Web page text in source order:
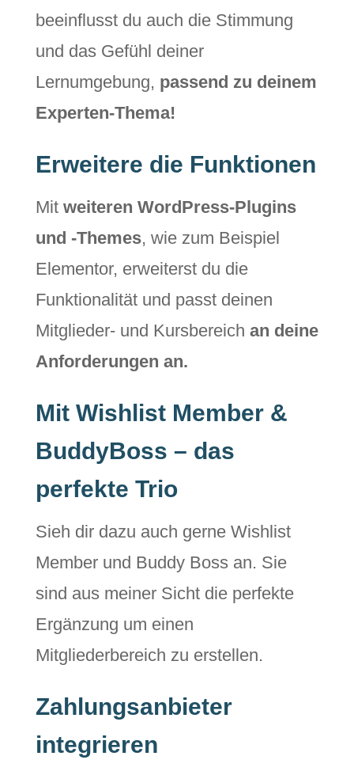
beeinflusst du auch die Stimmung
und das Gefühl deiner
Lernumgebung, passend zu deinem
Experten-Thema!
Erweitere die Funktionen
Mit weiteren WordPress-Plugins
und -Themes, wie zum Beispiel
Elementor, erweiterst du die
Funktionalität und passt deinen
Mitglieder- und Kursbereich an deine
Anforderungen an.
Mit Wishlist Member &
BuddyBoss – das
perfekte Trio
Sieh dir dazu auch gerne Wishlist
Member und Buddy Boss an. Sie
sind aus meiner Sicht die perfekte
Ergänzung um einen
Mitgliederbereich zu erstellen.
Zahlungsanbieter
integrieren